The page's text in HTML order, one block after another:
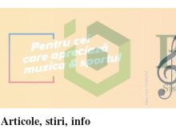
Articole, stiri, info